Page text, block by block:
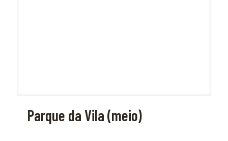
Parque da Vila (meio)